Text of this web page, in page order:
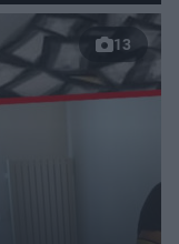
13